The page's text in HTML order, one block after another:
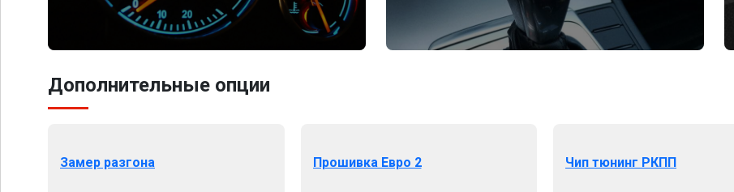
Дополнительные опции
Замер разгона Прошивка Евро 2 Чип тюнинг РКПП